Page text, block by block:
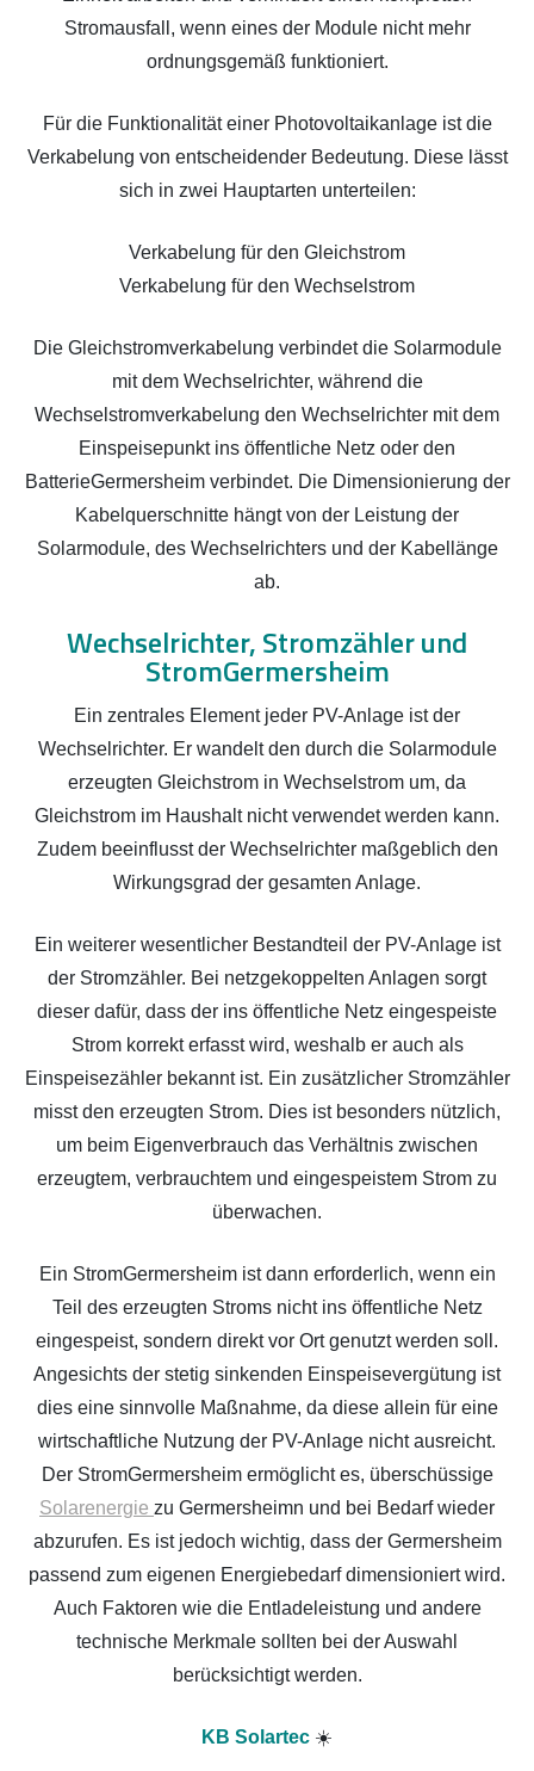
Stromausfall, wenn eines der Module nicht mehr
ordnungsgemäß funktioniert.
Für die Funktionalität einer Photovoltaikanlage ist die
Verkabelung von entscheidender Bedeutung. Diese lässt
sich in zwei Hauptarten unterteilen:
Verkabelung für den Gleichstrom
Verkabelung für den Wechselstrom
Die Gleichstromverkabelung verbindet die Solarmodule
mit dem Wechselrichter, während die
Wechselstromverkabelung den Wechselrichter mit dem
Einspeisepunkt ins öffentliche Netz oder den
BatterieGermersheim verbindet. Die Dimensionierung der
Kabelquerschnitte hängt von der Leistung der
Solarmodule, des Wechselrichters und der Kabellänge
ab.
Wechselrichter, Stromzähler und
StromGermersheim
Ein zentrales Element jeder PV-Anlage ist der
Wechselrichter. Er wandelt den durch die Solarmodule
erzeugten Gleichstrom in Wechselstrom um, da
Gleichstrom im Haushalt nicht verwendet werden kann.
Zudem beeinflusst der Wechselrichter maßgeblich den
Wirkungsgrad der gesamten Anlage.
Ein weiterer wesentlicher Bestandteil der PV-Anlage ist
der Stromzähler. Bei netzgekoppelten Anlagen sorgt
dieser dafür, dass der ins öffentliche Netz eingespeiste
Strom korrekt erfasst wird, weshalb er auch als
Einspeisezähler bekannt ist. Ein zusätzlicher Stromzähler
misst den erzeugten Strom. Dies ist besonders nützlich,
um beim Eigenverbrauch das Verhältnis zwischen
erzeugtem, verbrauchtem und eingespeistem Strom zu
überwachen.
Ein StromGermersheim ist dann erforderlich, wenn ein
Teil des erzeugten Stroms nicht ins öffentliche Netz
eingespeist, sondern direkt vor Ort genutzt werden soll.
Angesichts der stetig sinkenden Einspeisevergütung ist
dies eine sinnvolle Maßnahme, da diese allein für eine
wirtschaftliche Nutzung der PV-Anlage nicht ausreicht.
Der StromGermersheim ermöglicht es, überschüssige
Solarenergie zu Germersheimn und bei Bedarf wieder
abzurufen. Es ist jedoch wichtig, dass der Germersheim
passend zum eigenen Energiebedarf dimensioniert wird.
Auch Faktoren wie die Entladeleistung und andere
technische Merkmale sollten bei der Auswahl
berücksichtigt werden.
KB Solartec ☀️